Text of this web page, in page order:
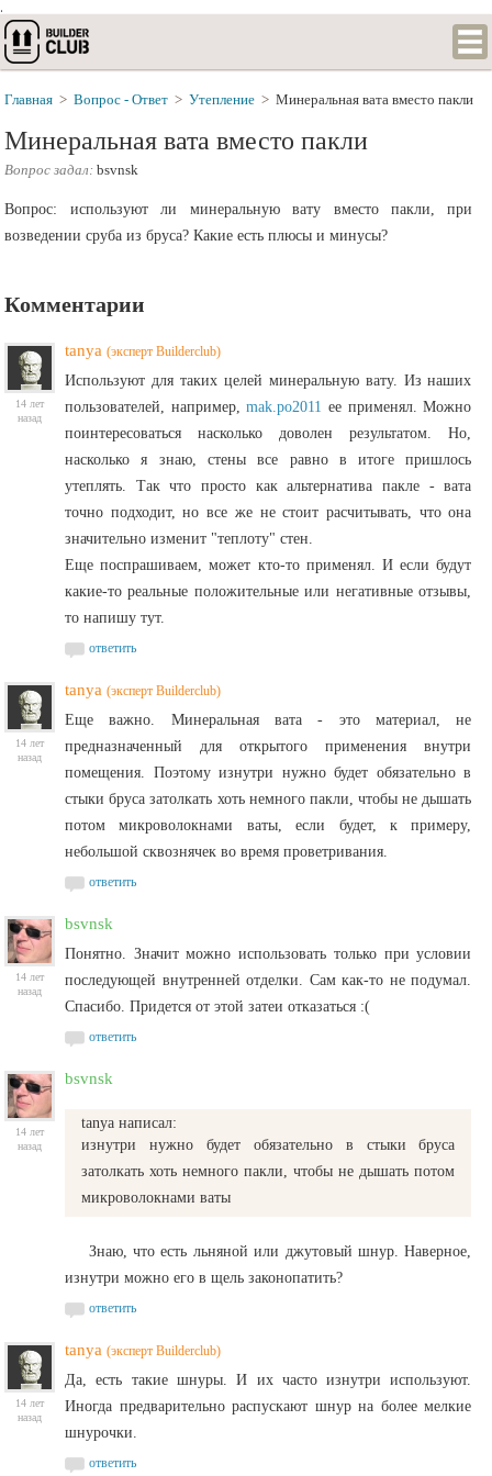
.
Главная > Вопрос - Ответ > Утепление > Минеральная вата вместо пакли
Минеральная вата вместо пакли
Вопрос задал: bsvnsk
Вопрос: используют ли минеральную вату вместо пакли, при
возведении сруба из бруса? Какие есть плюсы и минусы?
Комментарии
14 лет
назад
tanya (эксперт Builderclub)
Используют для таких целей минеральную вату. Из наших
пользователей, например,mak.po2011 ее применял. Можно
поинтересоваться насколько доволен результатом. Но,
насколько я знаю, стены все равно в итоге пришлось
утеплять. Так что просто как альтернатива пакле - вата
точно подходит, но все же не стоит расчитывать, что она
значительно изменит "теплоту" стен.
Еще поспрашиваем, может кто-то применял. И если будут
какие-то реальные положительные или негативные отзывы,
то напишу тут.
ответить
14 лет
назад
tanya (эксперт Builderclub)
Еще важно. Минеральная вата - это материал, не
предназначенный для открытого применения внутри
помещения. Поэтому изнутри нужно будет обязательно в
стыки бруса затолкать хоть немного пакли, чтобы не дышать
потом микроволокнами ваты, если будет, к примеру,
небольшой сквознячек во время проветривания.
ответить
14 лет
назад
bsvnsk
Понятно. Значит можно использовать только при условии
последующей внутренней отделки. Сам как-то не подумал.
Спасибо. Придется от этой затеи отказаться :(
ответить
14 лет
назад
bsvnsk
tanya написал:
изнутри нужно будет обязательно в стыки бруса
затолкать хоть немного пакли, чтобы не дышать потом
микроволокнами ваты
Знаю, что есть льняной или джутовый шнур. Наверное,
изнутри можно его в щель законопатить?
ответить
14 лет
назад
tanya (эксперт Builderclub)
Да, есть такие шнуры. И их часто изнутри используют.
Иногда предварительно распускают шнур на более мелкие
шнурочки.
ответить